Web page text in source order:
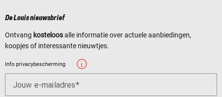
De Louis nieuwsbrief
Ontvang kosteloosalle informatie over actuele aanbiedingen,
koopjes of interessante nieuwtjes.
Info privacybescherming
Jouw e-mailadres